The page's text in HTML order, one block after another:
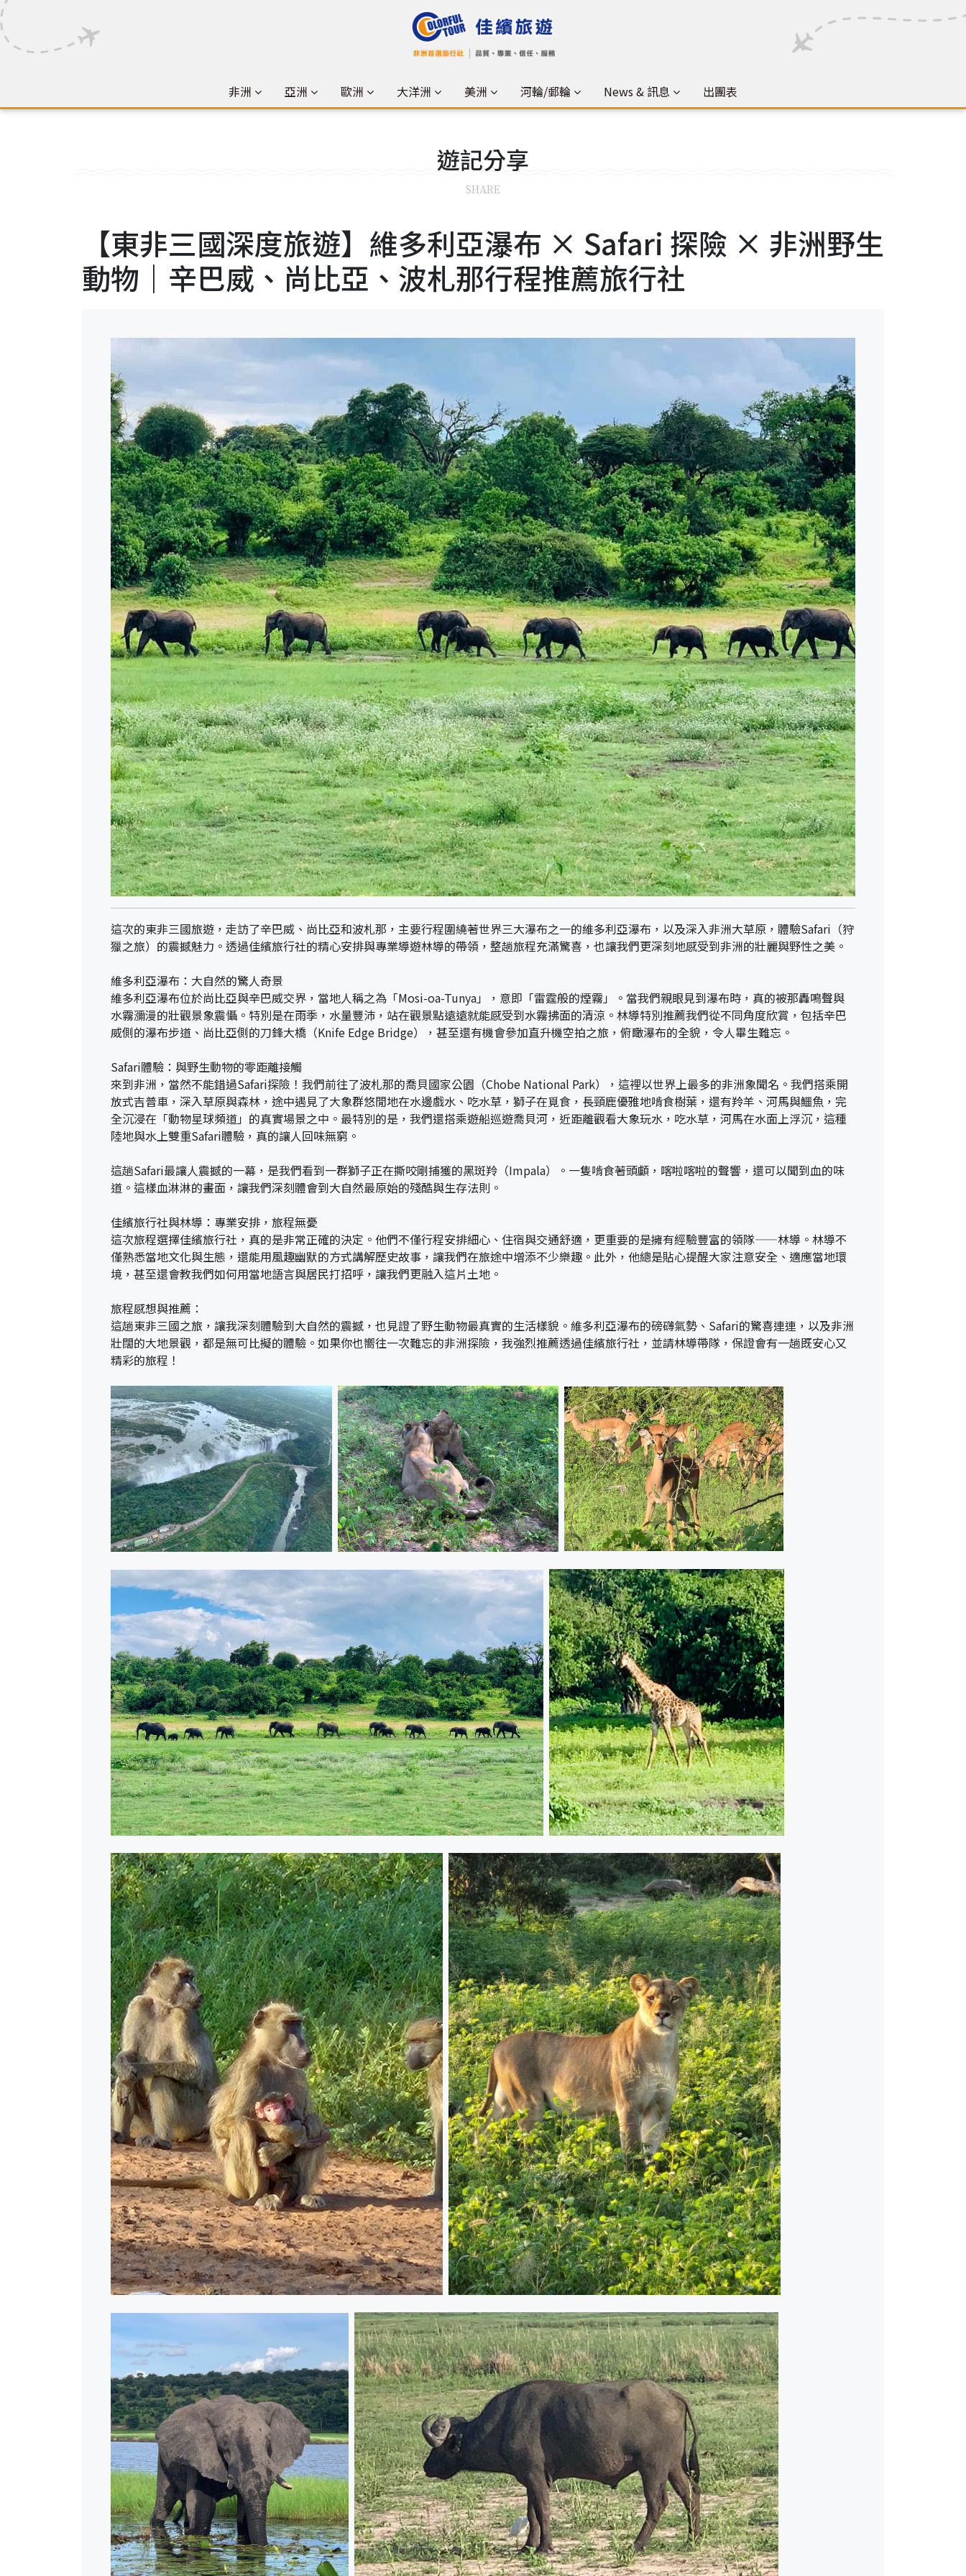
非洲 亞洲 歐洲 大洋洲 美洲 河輪/郵輪 News & 訊息 出團表
遊記分享
SHARE
【東非三國深度旅遊】維多利亞瀑布 × Safari 探險 × 非洲野生
動物｜辛巴威、尚比亞、波札那行程推薦旅行社
這次的東非三國旅遊，走訪了辛巴威、尚比亞和波札那，主要行程圍繞著世界三大瀑布之一的維多利亞瀑布，以及深入非洲大草原，體驗Safari（狩
獵之旅）的震撼魅力。透過佳繽旅行社的精心安排與專業導遊林導的帶領，整趟旅程充滿驚喜，也讓我們更深刻地感受到非洲的壯麗與野性之美。
維多利亞瀑布：大自然的驚人奇景
維多利亞瀑布位於尚比亞與辛巴威交界，當地人稱之為「Mosi-oa-Tunya」，意即「雷霆般的煙霧」。當我們親眼見到瀑布時，真的被那轟鳴聲與
水霧瀰漫的壯觀景象震懾。特別是在雨季，水量豐沛，站在觀景點遠遠就能感受到水霧拂面的清涼。林導特別推薦我們從不同角度欣賞，包括辛巴
威側的瀑布步道、尚比亞側的刀鋒大橋（Knife Edge Bridge），甚至還有機會參加直升機空拍之旅，俯瞰瀑布的全貌，令人畢生難忘。
Safari體驗：與野生動物的零距離接觸
來到非洲，當然不能錯過Safari探險！我們前往了波札那的喬貝國家公園（Chobe National Park），這裡以世界上最多的非洲象聞名。我們搭乘開
放式吉普車，深入草原與森林，途中遇見了大象群悠閒地在水邊戲水、吃水草，獅子在覓食，長頸鹿優雅地啃食樹葉，還有羚羊、河馬與鱷魚，完
全沉浸在「動物星球頻道」的真實場景之中。最特別的是，我們還搭乘遊船巡遊喬貝河，近距離觀看大象玩水，吃水草，河馬在水面上浮沉，這種
陸地與水上雙重Safari體驗，真的讓人回味無窮。
這趟Safari最讓人震撼的一幕，是我們看到一群獅子正在撕咬剛捕獲的黑斑羚（Impala）。一隻啃食著頭顱，喀啦喀啦的聲響，還可以聞到血的味
道。這樣血淋淋的畫面，讓我們深刻體會到大自然最原始的殘酷與生存法則。
佳繽旅行社與林導：專業安排，旅程無憂
這次旅程選擇佳繽旅行社，真的是非常正確的決定。他們不僅行程安排細心、住宿與交通舒適，更重要的是擁有經驗豐富的領隊——林導。林導不
僅熟悉當地文化與生態，還能用風趣幽默的方式講解歷史故事，讓我們在旅途中增添不少樂趣。此外，他總是貼心提醒大家注意安全、適應當地環
境，甚至還會教我們如何用當地語言與居民打招呼，讓我們更融入這片土地。
旅程感想與推薦：
這趟東非三國之旅，讓我深刻體驗到大自然的震撼，也見證了野生動物最真實的生活樣貌。維多利亞瀑布的磅礴氣勢、Safari的驚喜連連，以及非洲
壯闊的大地景觀，都是無可比擬的體驗。如果你也嚮往一次難忘的非洲探險，我強烈推薦透過佳繽旅行社，並請林導帶隊，保證會有一趟既安心又
精彩的旅程！